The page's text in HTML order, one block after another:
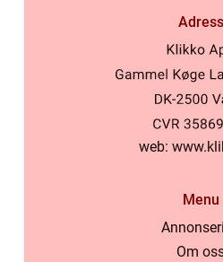
Adress
web:
Menu
Om